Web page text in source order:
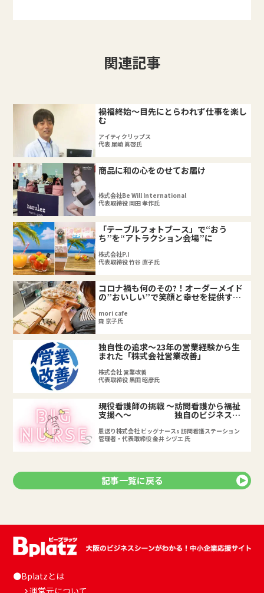
関連記事
禍福終始～目先にとらわれず仕事を楽し
む
アイティクリップス
代表 尾崎 眞啓氏
商品に和の心をのせてお届け
株式会社Be Will International
代表取締役 岡田 孝作氏
「テーブルフォトブース」で“おう
ち”を“アトラクション会場”に
株式会社P.I
代表取締役 竹谷 直子氏
コロナ禍も何のその?！オーダーメイド
の”おいしい”で笑顔と幸せを提供する
mori cafe
森 京子氏
独自性の追求～23年の営業経験から生
まれた「株式会社営業改善」
株式会社 営業改善
代表取締役 黒田 昭彦氏
現役看護師の挑戦 ～訪問看護から福祉
支援へ～ 独自のビジネスア
イデアで事業を展開する「恩送り株式会
社」の起業ストーリー
恩送り株式会社 ビッグナースs 訪問看護ステーション
管理者・代表取締役 金井 シヅエ 氏
記事一覧に戻る
●Bplatzとは